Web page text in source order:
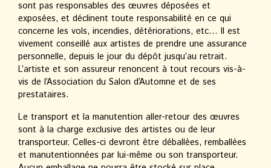
sont pas responsables des œuvres déposées et
exposées, et déclinent toute responsabilité en ce qui
concerne les vols, incendies, détériorations, etc… Il est
vivement conseillé aux artistes de prendre une assurance
personnelle, depuis le jour du dépôt jusqu’au retrait.
L’artiste et son assureur renoncent à tout recours vis-à-
vis de l’Association du Salon d’Automne et de ses
prestataires.
Le transport et la manutention aller-retour des œuvres
sont à la charge exclusive des artistes ou de leur
transporteur. Celles-ci devront être déballées, remballées
et manutentionnées par lui-même ou son transporteur.